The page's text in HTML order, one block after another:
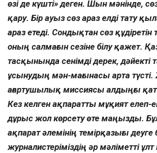
өзі де күшті» деген. Шын мәнінде,
қару. Бір ауыз сөз араз елді тату
араз етеді. Сондықтан сөз құдіретін
оның салмағын сезіне білу қажет.
тасқынында сенімді дерек, дәйекті
ұсынудың мән-мағынасы арта түсті.
ағартушылық миссиясы алдыңғы
Кез келген ақпаратты мұқият елеп-
дұрыс жол көрсету өте маңызды. Бұл
ақпарат әлемінің темірқазығы
журналистеріміздің әр мәліметті